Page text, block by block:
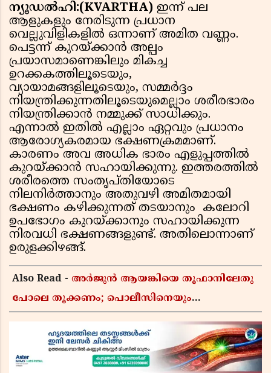
ന്യൂഡൽഹി:(KVARTHA) ഇന്ന് പല
ആളുകളും നേരിടുന്ന പ്രധാന
വെല്ലുവിളികളില്‍ ഒന്നാണ് അമിത വണ്ണം.
പെട്ടന്ന് കുറയ്ക്കാന്‍ അല്പം
പ്രയാസമാണെങ്കിലും മികച്ച
ഉറക്കകത്തിലൂടെയും,
വ്യായാമങ്ങളിലൂടെയും, സമ്മര്‍ദ്ദം
നിയന്ത്രിക്കുന്നതിലൂടെയുമെല്ലാം ശരീരഭാരം
നിയന്ത്രിക്കാന്‍ നമ്മുക്ക് സാധിക്കും.
എന്നാല്‍ ഇതില്‍ എല്ലാം ഏറ്റവും പ്രധാനം
ആരോഗ്യകരമായ ഭക്ഷണക്രമമാണ്.
കാരണം അവ അധിക ഭാരം എളുപ്പത്തില്‍
കുറയ്ക്കാന്‍ സഹായിക്കുന്നു. ഇത്തരത്തില്‍
ശരീരത്തെ സംതൃപ്തിയോടെ
നിലനിര്‍ത്താനും അതുവഴി അമിതമായി
ഭക്ഷണം കഴിക്കുന്നത് തടയാനും കലോറി
ഉപഭോഗം കുറയ്ക്കാനും സഹായിക്കുന്ന
നിരവധി ഭക്ഷണങ്ങളുണ്ട്. അതിലൊന്നാണ്
ഉരുളക്കിഴങ്ങ്.
Also Read - അർജുൻ ആയങ്കിയെ തൂഫാനിലേതു
പോലെ തൂക്കണം; പൊലീസിനെയും
ജയരാജൻ